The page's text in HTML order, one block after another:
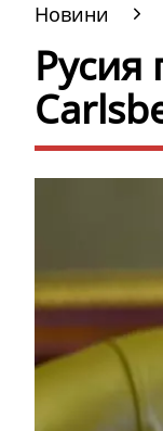
Новини
Русия